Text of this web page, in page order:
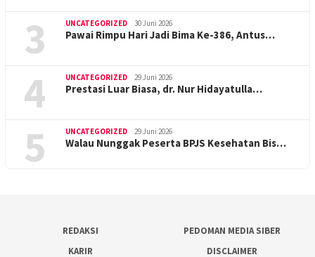
3 UNCATEGORIZED 30 Juni 2026
Pawai Rimpu Hari Jadi Bima Ke-386, Antus…
4 UNCATEGORIZED 29 Juni 2026
Prestasi Luar Biasa, dr. Nur Hidayatulla…
5 UNCATEGORIZED 29 Juni 2026
Walau Nunggak Peserta BPJS Kesehatan Bis…
REDAKSI
PEDOMAN MEDIA SIBER
KARIR
DISCLAIMER